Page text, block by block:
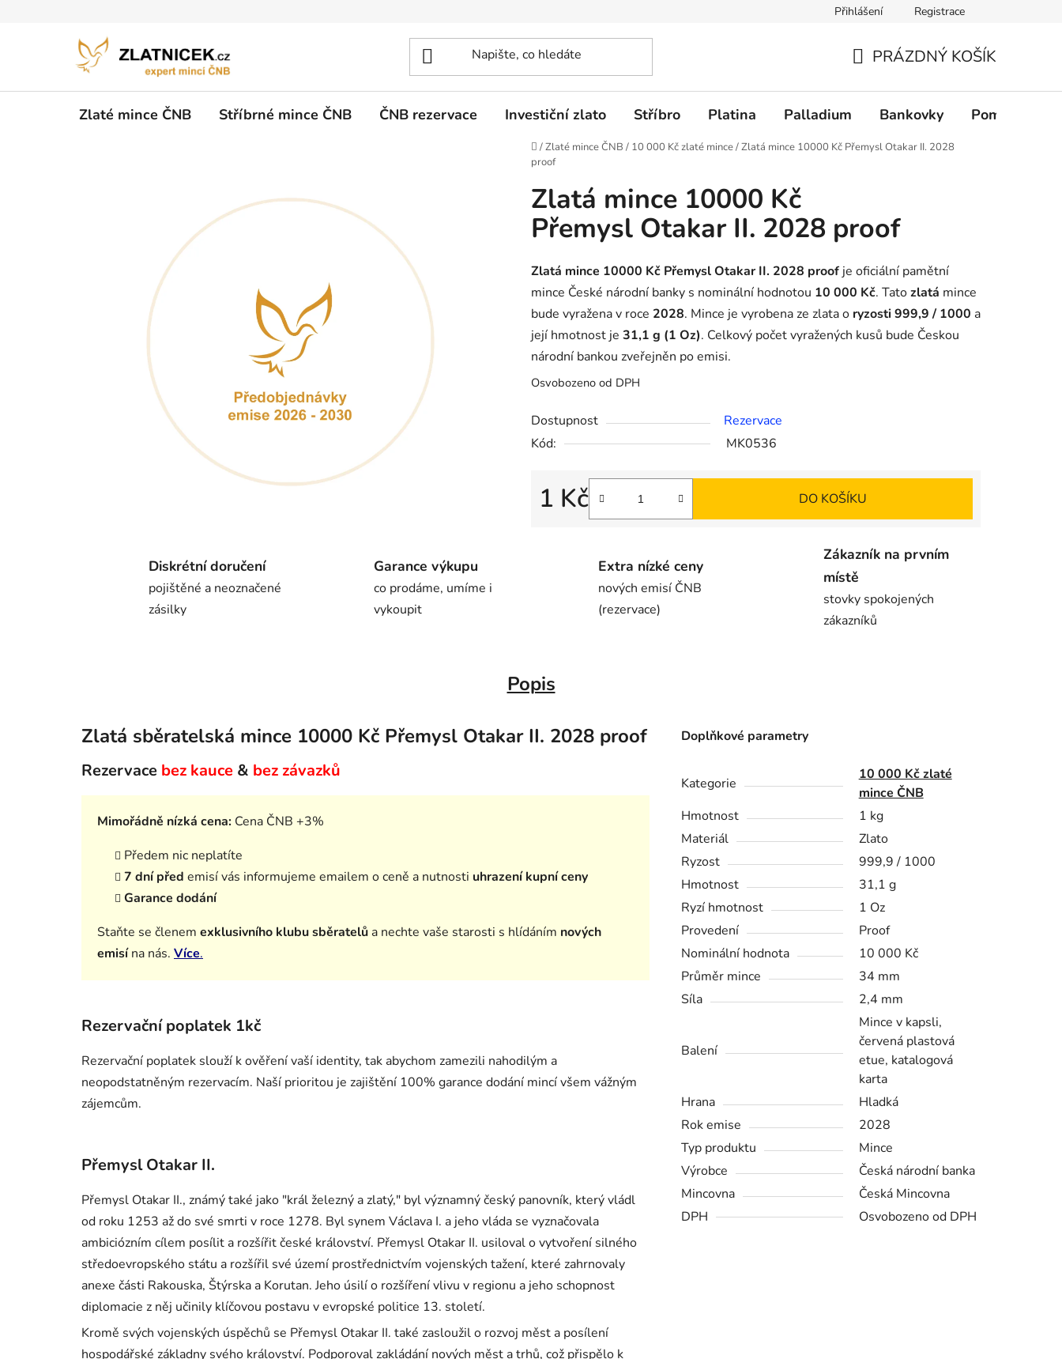
Přihlášení Registrace
PRÁZDNÝ KOŠÍK
Zlaté mince ČNB Stříbrné mince ČNB ČNB rezervace Investiční zlato Stříbro Platina Palladium Bankovky Pomůcky
Domů
/Zlaté mince ČNB / 10 000 Kč zlaté mince/Zlatá mince 10000 Kč Přemysl Otakar II. 2028
proof
Zlatá mince 10000 Kč
Přemysl Otakar II. 2028 proof
Zlatá mince 10000 Kč Přemysl Otakar II. 2028 proof je oficiální pamětní
mince České národní banky s nominální hodnotou 10 000 Kč. Tatozlatá mince
bude vyražena v roce 2028. Mince je vyrobena ze zlata o ryzosti 999,9 / 1000 a
její hmotnost je 31,1 g (1 Oz). Celkový počet vyražených kusů bude Českou
národní bankou zveřejněn po emisi.
Osvobozeno od DPH
Dostupnost
Rezervace
Kód:
MK0536
1 Kč DO KOŠÍKU
Diskrétní doručení
pojištěné a neoznačené
zásilky
Garance výkupu
co prodáme, umíme i
vykoupit
Extra nízké ceny
nových emisí ČNB
(rezervace)
Zákazník na prvním
místě
stovky spokojených
zákazníků
Popis
Zlatá sběratelská mince 10000 Kč Přemysl Otakar II. 2028 proof
Rezervace bez kauce & bez závazků
Mimořádně nízká cena: Cena ČNB +3%
Předem nic neplatíte
7 dní před emisí vás informujeme emailem o ceně a nutnosti uhrazení kupní ceny
Garance dodání
Staňte se členem exklusivního klubu sběratelů a nechte vaše starosti s hlídáním nových
emisína nás. Více.
Rezervační poplatek 1kč
Rezervační poplatek slouží k ověření vaší identity, tak abychom zamezili nahodilým a
neopodstatněným rezervacím. Naší prioritou je zajištění 100% garance dodání mincí všem vážným
zájemcům.
Přemysl Otakar II.
Přemysl Otakar II., známý také jako "král železný a zlatý," byl významný český panovník, který vládl
od roku 1253 až do své smrti v roce 1278. Byl synem Václava I. a jeho vláda se vyznačovala
ambiciózním cílem posílit a rozšířit české království. Přemysl Otakar II. usiloval o vytvoření silného
středoevropského státu a rozšířil své území prostřednictvím vojenských tažení, které zahrnovaly
anexe části Rakouska, Štýrska a Korutan. Jeho úsilí o rozšíření vlivu v regionu a jeho schopnost
diplomacie z něj učinily klíčovou postavu v evropské politice 13. století.
Kromě svých vojenských úspěchů se Přemysl Otakar II. také zasloužil o rozvoj měst a posílení
hospodářské základny svého království. Podporoval zakládání nových měst a trhů, což přispělo k
Doplňkové parametry
Kategorie
10 000 Kč zlaté
mince ČNB
Hmotnost
1 kg
Materiál
Zlato
Ryzost
999,9 / 1000
Hmotnost
31,1 g
Ryzí hmotnost
1 Oz
Provedení
Proof
Nominální hodnota
10 000 Kč
Průměr mince
34 mm
Síla
2,4 mm
Balení
Mince v kapsli,
červená plastová
etue, katalogová
karta
Hrana
Hladká
Rok emise
2028
Typ produktu
Mince
Výrobce
Česká národní banka
Mincovna
Česká Mincovna
DPH
Osvobozeno od DPH